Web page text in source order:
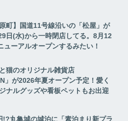
原町】国道11号線沿いの「松屋」が
日(水)から一時閉店してる。8月12
ューアルオープンするみたい！
猫のオリジナル雑貨店
」が2026年夏オープン予定！愛く
ナルグッズや看板ペットもお出迎
!?丸亀城の城泊に「素泊まり新プラ